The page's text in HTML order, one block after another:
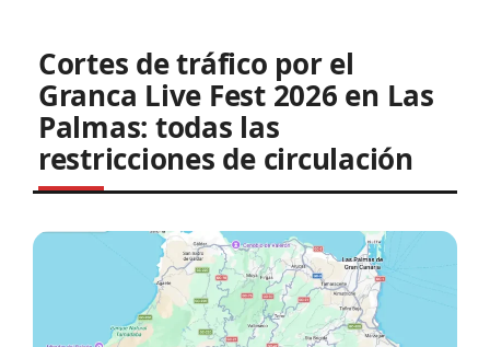
Cortes de tráfico por el
Granca Live Fest 2026 en Las
Palmas: todas las
restricciones de circulación